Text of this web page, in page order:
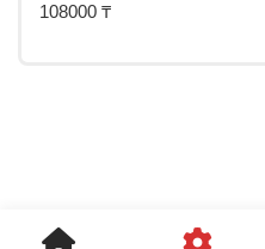
108000 ₸